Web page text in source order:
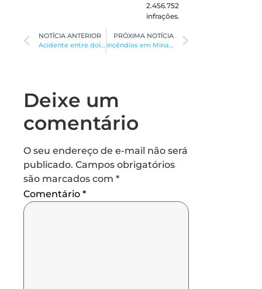
2.456.752
infrações.
NOTÍCIA ANTERIOR
Acidente entre dois ônibus deixa sete pessoas feridas
PRÓXIMA NOTÍCIA
Incêndios em Minas disparam quase 80%
Deixe um
comentário
O seu endereço de e-mail não será
publicado. Campos obrigatórios
são marcados com *
Comentário *